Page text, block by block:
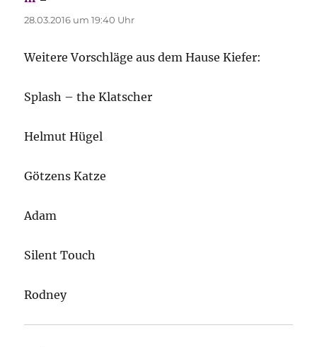
28.03.2016 um 19:40 Uhr
Weitere Vorschläge aus dem Hause Kiefer:
Splash – the Klatscher
Helmut Hügel
Götzens Katze
Adam
Silent Touch
Rodney